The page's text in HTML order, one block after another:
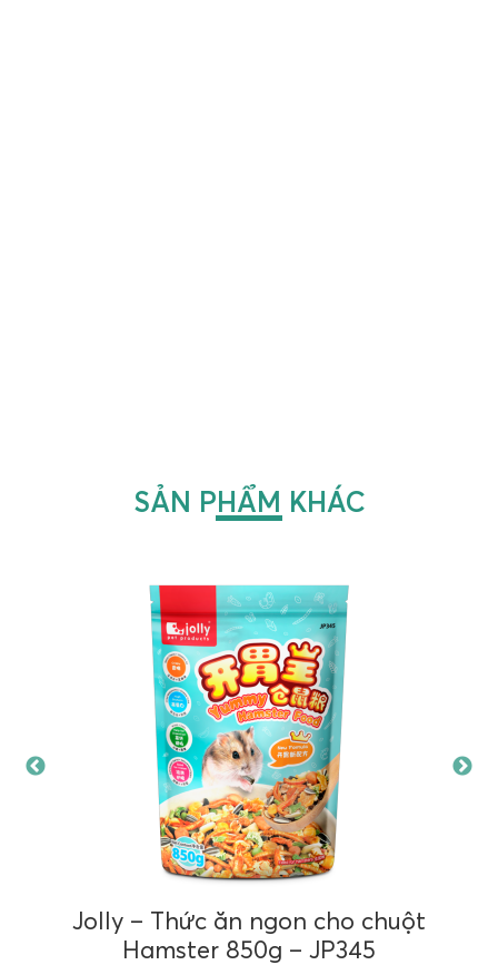
SẢN PHẨM KHÁC
Jolly – Thức ăn ngon cho chuột
Hamster 850g – JP345